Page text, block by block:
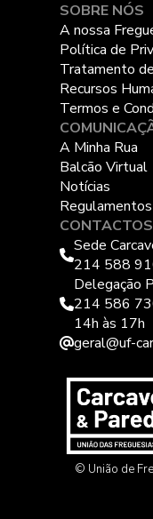
SOBRE NÓS
A nossa
Política de
Tratamento
Recursos
Termos e
A Minha Rua
Balcão Virtual
Notícias
Regulamentos
CONTACTOS
Sede
214 588
Delegação
214 586
14h às 17h
geral@uf-
© União de